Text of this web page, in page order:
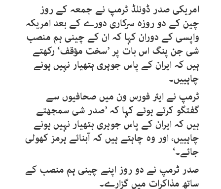
امریکی صدر ڈونلڈ ٹرمپ نے جمعہ کے روز
چین کے دو روزہ سرکاری دورے کے بعد امریکہ
واپسی کے دوران کہا کہ ان کے چینی ہم منصب
شی جن پنگ اس بات پر ’سخت مؤقف‘ رکھتے
ہیں کہ ایران کے پاس جوہری ہتھیار نہیں ہونے
چاہییں۔
ٹرمپ نے ایئر فورس ون میں صحافیوں سے
گفتگو کرتے ہوئے کہا کہ ’صدر شی سمجھتے
ہیں کہ ایران کے پاس جوہری ہتھیار نہیں ہونے
چاہییں، اور وہ چاہتے ہیں کہ آبنائے ہرمز کھولی
جائے۔‘
صدر ٹرمپ نے دو روز اپنے چینی ہم منصب کے
ساتھ مذاکرات میں گزارے۔